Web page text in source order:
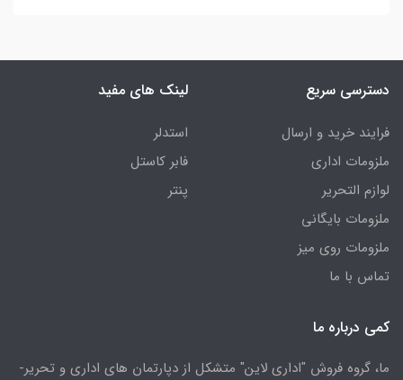
دسترسی سریع
فرایند خرید و ارسال
ملزومات اداری
لوازم التحریر
ملزومات بایگانی
ملزومات روی میز
تماس با ما
لینک های مفید
استدلر
فابر کاستل
پنتر
کمی درباره ما
ما، گروه فروش "اداری لاین" متشکل از دپارتمان های اداری و تحریر-